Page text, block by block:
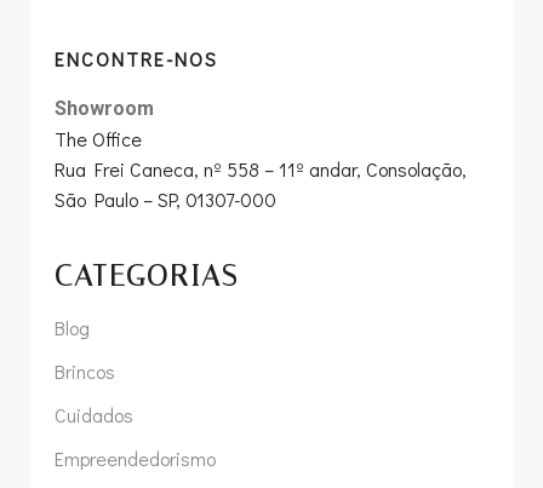
ENCONTRE-NOS
Showroom
The Office
Rua Frei Caneca, nº 558 – 11º andar, Consolação,
São Paulo – SP, 01307-000
CATEGORIAS
Blog
Brincos
Cuidados
Empreendedorismo